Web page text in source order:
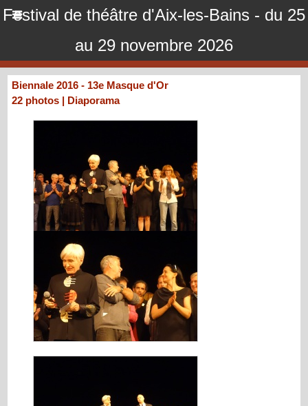
Festival de théâtre d'Aix-les-Bains - du 25
au 29 novembre 2026
Biennale 2016 - 13e Masque d'Or
22 photos | Diaporama